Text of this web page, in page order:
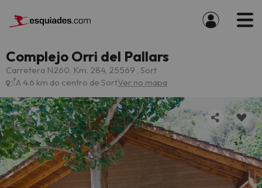
Complejo Orri del Pallars
Carretera N260. Km. 284, 25569 , Sort
A 4.6 km do centro de SortVer no mapa